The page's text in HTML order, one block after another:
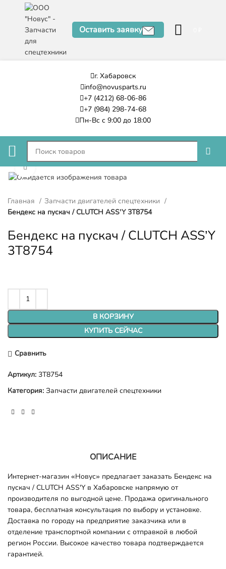
Оставить заявку
г. Хабаровск
info@novusparts.ru
+7 (4212) 68-06-86
+7 (984) 298-74-68
Пн-Вс с 9:00 до 18:00
Нажмите, чтобы увеличить
Главная
Запчасти двигателей спецтехники
Бендекс на пускач / CLUTCH ASS’Y 3T8754
Бендекс на пускач / CLUTCH ASS’Y
3T8754
В КОРЗИНУ
КУПИТЬ СЕЙЧАС
Сравнить
Артикул: 3T8754
Категория: Запчасти двигателей спецтехники
ОПИСАНИЕ
Интернет-магазин «Новус» предлагает заказать Бендекс на
пускач / CLUTCH ASS'Y в Хабаровске напрямую от
производителя по выгодной цене. Продажа оригинального
товара, бесплатная консультация по выбору и установке.
Доставка по городу на предприятие заказчика или в
отделение транспортной компании с отправкой в любой
регион России. Высокое качество товара подтверждается
гарантией.